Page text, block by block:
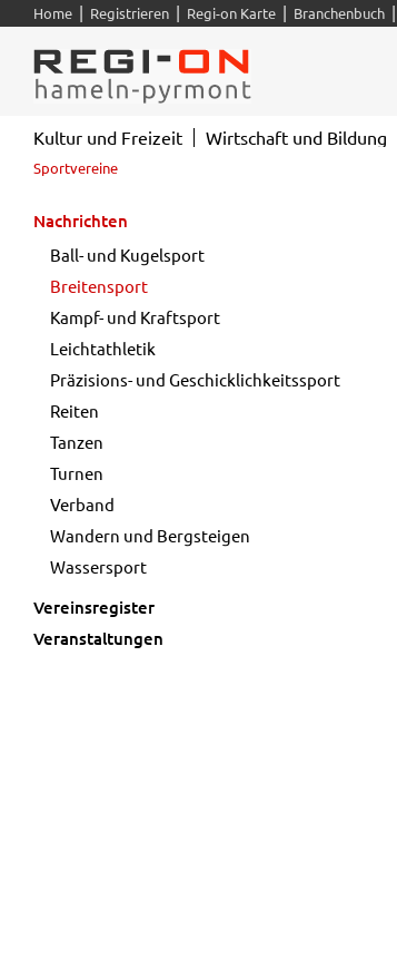
Nachrichten
Ball- und Kugelsport
Breitensport
Kampf- und Kraftsport
Leichtathletik
Präzisions- und Geschicklichkeitssport
Reiten
Tanzen
Turnen
Verband
Wandern und Bergsteigen
Wassersport
Vereinsregister
Veranstaltungen
Home | Registrieren | Regi-on Karte | Branchenbuch |
Kultur und Freizeit Wirtschaft und Bildung
Sportvereine